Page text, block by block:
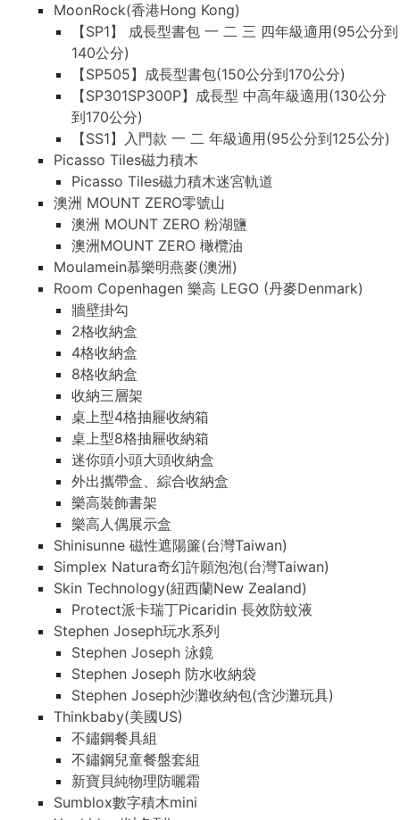
MoonRock(香港Hong Kong)
【SP1】 成長型書包 一 二 三 四年級適用(95公分到
140公分)
【SP505】成長型書包(150公分到170公分)
【SP301SP300P】成長型 中高年級適用(130公分
到170公分)
【SS1】入門款 一 二 年級適用(95公分到125公分)
Picasso Tiles磁力積木
Picasso Tiles磁力積木迷宮軌道
澳洲 MOUNT ZERO零號山
澳洲 MOUNT ZERO 粉湖鹽
澳洲MOUNT ZERO 橄欖油
Moulamein慕樂明燕麥(澳洲)
Room Copenhagen 樂高 LEGO (丹麥Denmark)
牆壁掛勾
2格收納盒
4格收納盒
8格收納盒
收納三層架
桌上型4格抽屜收納箱
桌上型8格抽屜收納箱
迷你頭小頭大頭收納盒
外出攜帶盒、綜合收納盒
樂高裝飾書架
樂高人偶展示盒
Shinisunne 磁性遮陽簾(台灣Taiwan)
Simplex Natura奇幻許願泡泡(台灣Taiwan)
Skin Technology(紐西蘭New Zealand)
Protect派卡瑞丁Picaridin 長效防蚊液
Stephen Joseph玩水系列
Stephen Joseph 泳鏡
Stephen Joseph 防水收納袋
Stephen Joseph沙灘收納包(含沙灘玩具)
Thinkbaby(美國US)
不鏽鋼餐具組
不鏽鋼兒童餐盤套組
新寶貝純物理防曬霜
Sumblox數字積木mini